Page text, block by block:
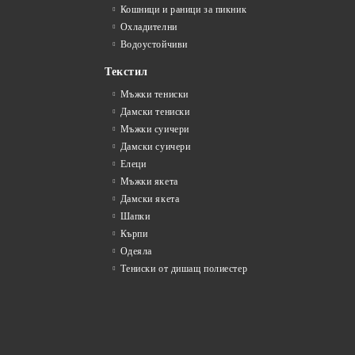
Кошници и раници за пикник
Охладителни
Водоустойчиви
Текстил
Мъжки тениски
Дамски тениски
Мъжки суичери
Дамски суичери
Елеци
Мъжки якета
Дамски якета
Шапки
Кърпи
Одеяла
Тениски от дишащ полиестер